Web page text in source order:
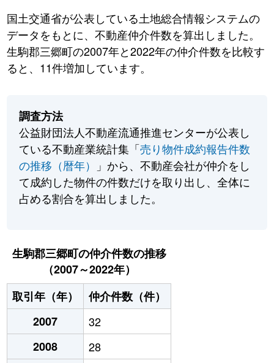
国土交通省が公表している土地総合情報システムの
データをもとに、不動産仲介件数を算出しました。
生駒郡三郷町の2007年と2022年の仲介件数を比較す
ると、11件増加しています。
調査方法
公益財団法人不動産流通推進センターが公表し
ている不動産業統計集「売り物件成約報告件数
の推移（暦年）
」から、不動産会社が仲介をし
て成約した物件の件数だけを取り出し、全体に
占める割合を算出しました。
生駒郡三郷町の仲介件数の推移
（2007～2022年）
取引年（年）
仲介件数（件）
2007
32
2008
28